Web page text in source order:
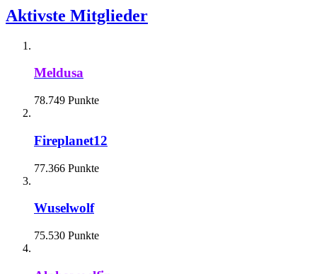
Aktivste Mitglieder
Meldusa
78.749 Punkte
Fireplanet12
77.366 Punkte
Wuselwolf
75.530 Punkte